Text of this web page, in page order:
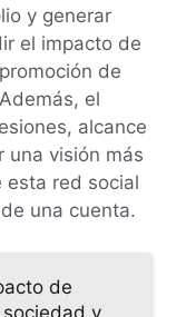
y generar
el impacto de
de
el
alcance
una visión más
esta red social
una cuenta.
de